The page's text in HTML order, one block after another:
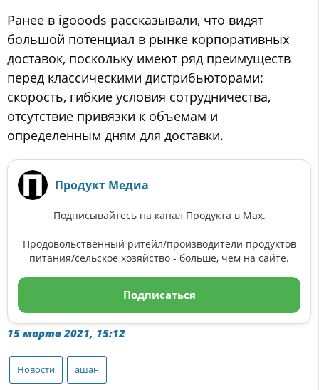
Ранее в igooods рассказывали, что видят
большой потенциал в рынке корпоративных
доставок, поскольку имеют ряд преимуществ
перед классическими дистрибьюторами:
скорость, гибкие условия сотрудничества,
отсутствие привязки к объемам и
определенным дням для доставки.
Продукт Медиа
Подписывайтесь на канал Продукта в Max.
Продовольственный ритейл/производители продуктов
питания/сельское хозяйство - больше, чем на сайте.
Подписаться
15 марта 2021, 15:12
Новости ашан